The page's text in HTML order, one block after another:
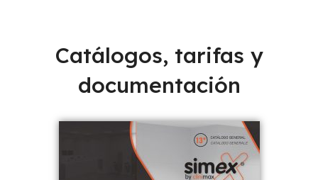
Catálogos, tarifas y
documentación